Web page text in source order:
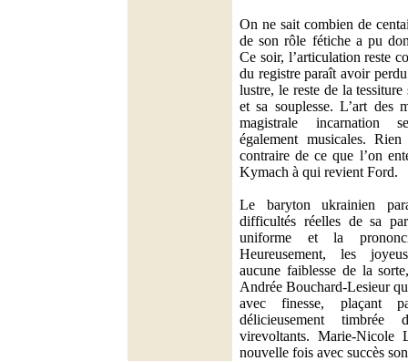
On ne sait combien de
de son rôle fétiche a pu
Ce soir, l’articulation reste
du registre paraît avoir
lustre, le reste de la
et sa souplesse. L’art des
magistrale incarnation
également musicales.
contraire de ce que l’on
Kymach à qui revient Ford.
Le baryton ukrainien
difficultés réelles de sa
uniforme et la
Heureusement, les
aucune faiblesse de la
Andrée Bouchard-Lesieur
avec finesse, plaçant
délicieusement timbrée
virevoltants. Marie-Nicole
nouvelle fois avec succès